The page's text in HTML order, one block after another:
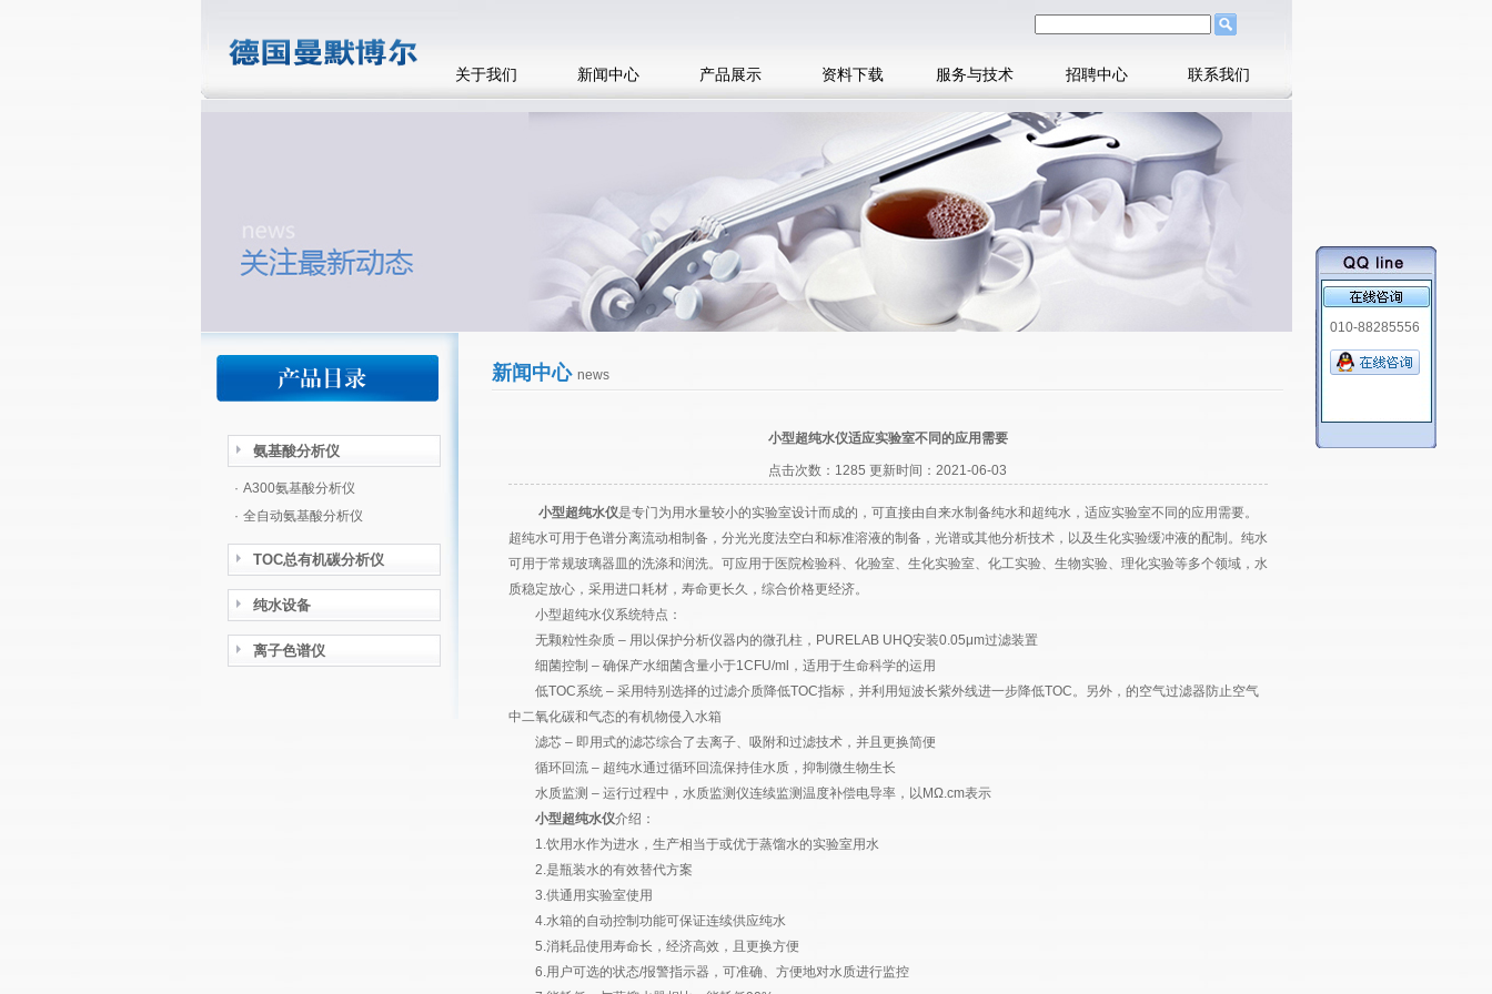
关于我们 新闻中心 产品展示 资料下载 服务与技术 招聘中心 联系我们
氨基酸分析仪
· A300氨基酸分析仪
· 全自动氨基酸分析仪
TOC总有机碳分析仪
纯水设备
离子色谱仪
新闻中心 news
小型超纯水仪适应实验室不同的应用需要
点击次数：1285 更新时间：2021-06-03
小型超纯水仪是专门为用水量较小的实验室设计而成的，可直接由自来水制备纯水和超纯水，适应实验室不同的应用需要。
超纯水可用于色谱分离流动相制备，分光光度法空白和标准溶液的制备，光谱或其他分析技术，以及生化实验缓冲液的配制。纯水
可用于常规玻璃器皿的洗涤和润洗。可应用于医院检验科、化验室、生化实验室、化工实验、生物实验、理化实验等多个领域，水
质稳定放心，采用进口耗材，寿命更长久，综合价格更经济。
小型超纯水仪系统特点：
无颗粒性杂质 – 用以保护分析仪器内的微孔柱，PURELAB UHQ安装0.05μm过滤装置
细菌控制 – 确保产水细菌含量小于1CFU/ml，适用于生命科学的运用
低TOC系统 – 采用特别选择的过滤介质降低TOC指标，并利用短波长紫外线进一步降低TOC。另外，的空气过滤器防止空气
中二氧化碳和气态的有机物侵入水箱
滤芯 – 即用式的滤芯综合了去离子、吸附和过滤技术，并且更换简便
循环回流 – 超纯水通过循环回流保持佳水质，抑制微生物生长
水质监测 – 运行过程中，水质监测仪连续监测温度补偿电导率，以MΩ.cm表示
小型超纯水仪介绍：
1.饮用水作为进水，生产相当于或优于蒸馏水的实验室用水
2.是瓶装水的有效替代方案
3.供通用实验室使用
4.水箱的自动控制功能可保证连续供应纯水
5.消耗品使用寿命长，经济高效，且更换方便
6.用户可选的状态/报警指示器，可准确、方便地对水质进行监控
010-88285556